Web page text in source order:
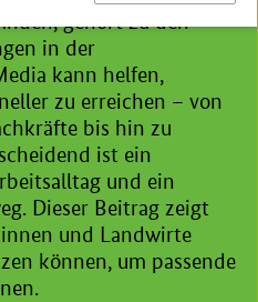
gehört zu den
in der
kann helfen,
zu erreichen – von
bis hin zu
ist ein
und ein
Dieser Beitrag zeigt
und Landwirte
können, um passende